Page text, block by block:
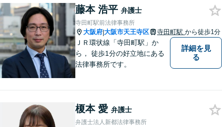
藤本 浩平 弁護士
寺田町駅前法律事務所
大阪府|大阪市天王寺区 寺田町駅 から徒歩1分
ＪＲ環状線「寺田町駅」か
ら， 徒歩1分の好立地にある
法律事務所です。
詳細を見
る
榎本 愛 弁護士
弁護士法人新都法律事務所